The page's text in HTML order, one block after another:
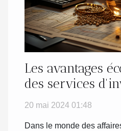
Les avantages
des services
privée pour les
20 mai 2024 01:48
Dans le monde des